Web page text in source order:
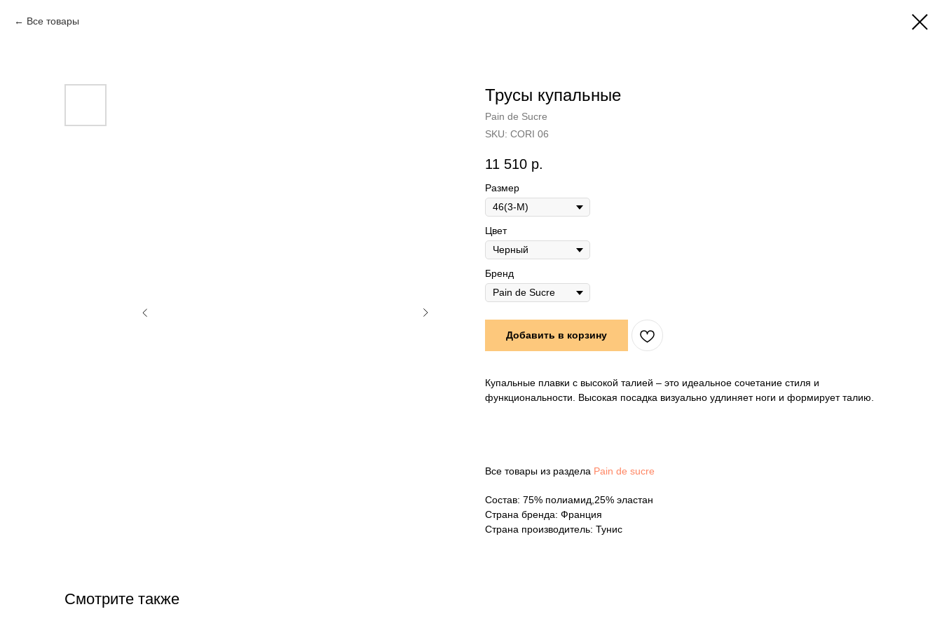
Все товары
Трусы купальные
Pain de Sucre
SKU: CORI 06
11 510 р.
Размер
Цвет
Бренд
Добавить в корзину
Купальные плавки с высокой талией – это идеальное сочетание стиля и
функциональности. Высокая посадка визуально удлиняет ноги и формирует талию.
Все товары из раздела Pain de sucre
Состав: 75% полиамид,25% эластан
Страна бренда: Франция
Страна производитель: Тунис
Смотрите также